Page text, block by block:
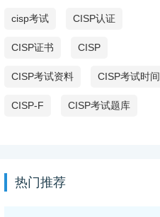
cisp考试 CISP认证
CISP证书 CISP
CISP考试资料 CISP考试时间
CISP-F CISP考试题库
热门推荐